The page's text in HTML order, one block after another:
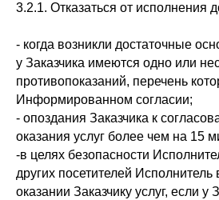
3.2.1. Отказаться от исполнения
- когда возникли достаточные
у Заказчика имеются одно или
противопоказаний, перечень
Информированном согласии;
- опоздания Заказчика к
оказания услуг более чем на 15
-в целях безопасности
других посетителей Исполнитель
оказании Заказчику услуг, если у